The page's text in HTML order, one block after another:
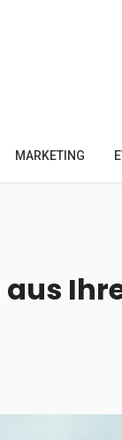
MARKETING